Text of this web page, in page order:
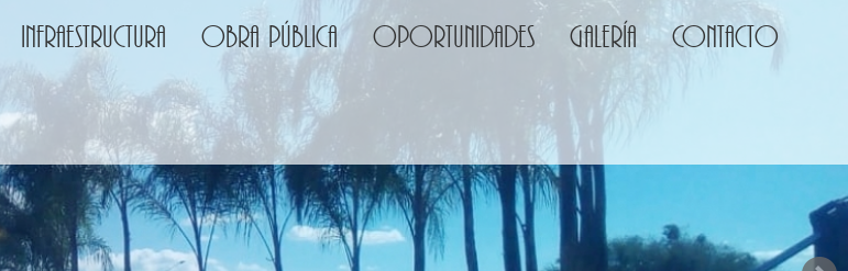
Infraestructura Obra pública Oportunidades Galería
Contacto